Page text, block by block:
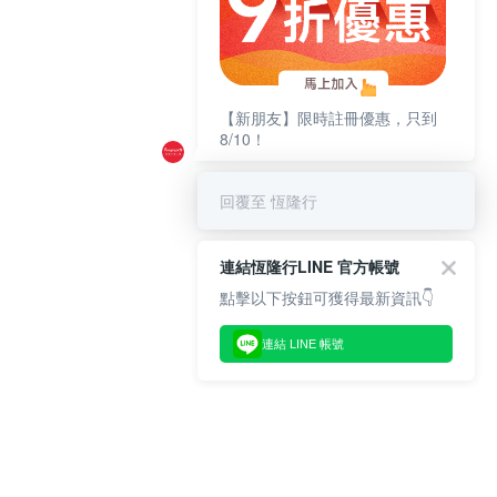
【新朋友】限時註冊優惠，只到
8/10！
回覆至 恆隆行
連結恆隆行LINE 官方帳號
點擊以下按鈕可獲得最新資訊👇
連結 LINE 帳號